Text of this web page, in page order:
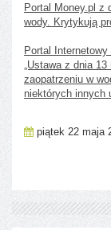
Portal Money.pl z
wody. Krytykują
Portal Internetowy
„Ustawa z dnia
zaopatrzeniu w
niektórych innych
piątek 22 maja